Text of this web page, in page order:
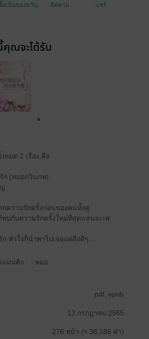
อเป็นของขวัญ ติดตาม แชร์
ณจะได้รับ
หมด 2 เรื่อง คือ
ก (หมอกวินภพ)
กความรักครั้งก่อนของคนทั้งคู่
พบกับความรักครั้งใหม่ที่สุดแสนจะเพ
หัวใจก็นำพาไปเจอแต่สิ่งดีๆ....
แมนติก หมอ
pdf, epub
13 กรกฎาคม 2565
276 หน้า (≈ 38,186 คำ)